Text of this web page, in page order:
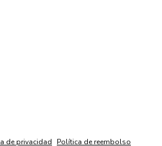
de privacidad Política de reembolso